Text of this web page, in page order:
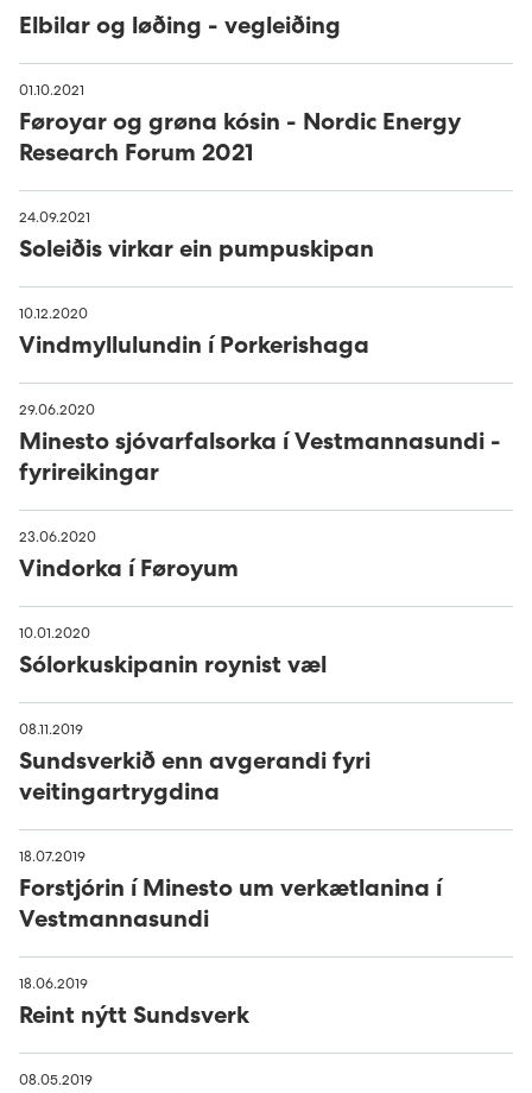
Elbilar og løðing - vegleiðing
01.10.2021
Føroyar og grøna kósin - Nordic Energy
Research Forum 2021
24.09.2021
Soleiðis virkar ein pumpuskipan
10.12.2020
Vindmyllulundin í Porkerishaga
29.06.2020
Minesto sjóvarfalsorka í Vestmannasundi -
fyrireikingar
23.06.2020
Vindorka í Føroyum
10.01.2020
Sólorkuskipanin roynist væl
08.11.2019
Sundsverkið enn avgerandi fyri
veitingartrygdina
18.07.2019
Forstjórin í Minesto um verkætlanina í
Vestmannasundi
18.06.2019
Reint nýtt Sundsverk
08.05.2019